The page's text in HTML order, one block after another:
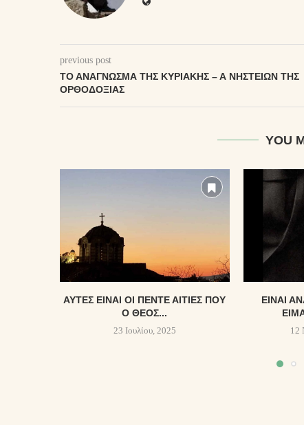
previous post
ΤΟ ΑΝΆΓΝΩΣΜΑ ΤΗΣ ΚΥΡΙΑΚΉΣ – Ά ΝΗΣΤΕΙΏΝ ΤΗΣ
ΟΡΘΟΔΟΞΊΑΣ
YOU
ΑΥΤΕΣ ΕΙΝΑΙ ΟΙ ΠΕΝΤΕ ΑΙΤΙΕΣ ΠΟΥ
Ο ΘΕΟΣ...
23 Ιουλίου, 2025
ΕἾΝΑΙ
12